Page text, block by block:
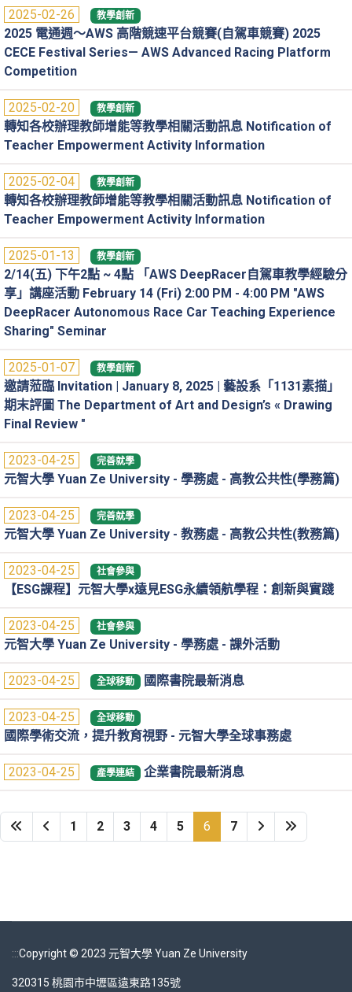
2025-02-26 教學創新
2025 電通週～AWS 高階競速平台競賽(自駕車競賽) 2025
CECE Festival Series— AWS Advanced Racing Platform
Competition
2025-02-20 教學創新
轉知各校辦理教師增能等教學相關活動訊息 Notification of
Teacher Empowerment Activity Information
2025-02-04 教學創新
轉知各校辦理教師增能等教學相關活動訊息 Notification of
Teacher Empowerment Activity Information
2025-01-13 教學創新
2/14(五) 下午2點 ~ 4點 「AWS DeepRacer自駕車教學經驗分
享」講座活動 February 14 (Fri) 2:00 PM - 4:00 PM "AWS
DeepRacer Autonomous Race Car Teaching Experience
Sharing" Seminar
2025-01-07 教學創新
邀請蒞臨 Invitation | January 8, 2025 | 藝設系「1131素描」
期末評圖 The Department of Art and Design’s « Drawing
Final Review "
2023-04-25 完善就學
元智大學 Yuan Ze University - 學務處 - 高教公共性(學務篇)
2023-04-25 完善就學
元智大學 Yuan Ze University - 教務處 - 高教公共性(教務篇)
2023-04-25 社會參與
【ESG課程】元智大學x遠見ESG永續領航學程：創新與實踐
2023-04-25 社會參與
元智大學 Yuan Ze University - 學務處 - 課外活動
2023-04-25 全球移動 國際書院最新消息
2023-04-25 全球移動
國際學術交流，提升教育視野 - 元智大學全球事務處
2023-04-25 產學連結 企業書院最新消息
1 2 3 4 5 6 7
:::Copyright © 2023 元智大學 Yuan Ze University
320315 桃園市中壢區遠東路135號